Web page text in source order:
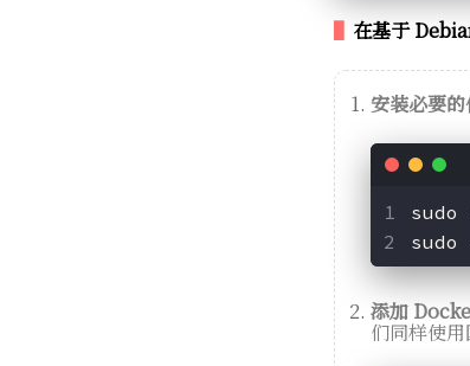
在基于
安装必要
添加
们同样使